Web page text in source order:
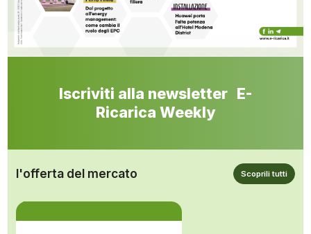
Iscriviti alla newsletter E-
Ricarica Weekly
l'offerta del mercato Scoprili tutti